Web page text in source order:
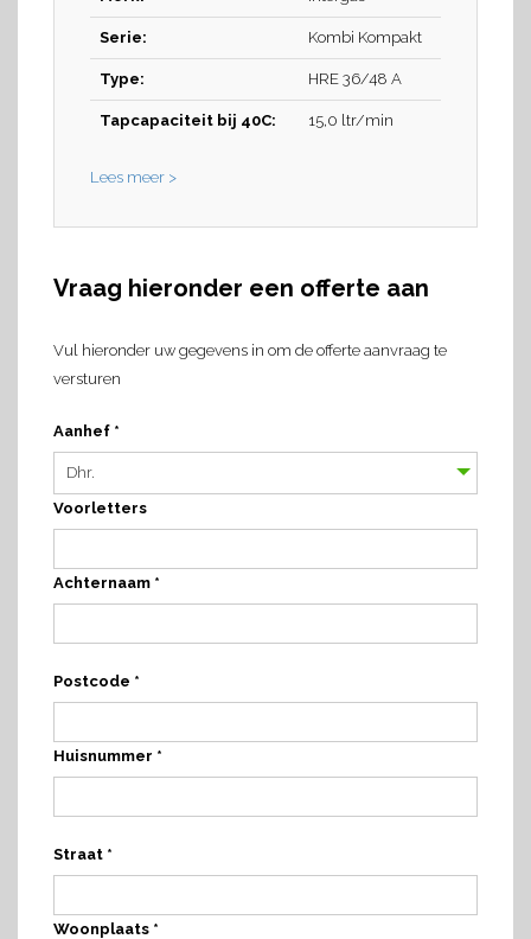
Serie: Kombi Kompakt
Type: HRE 36/48 A
Tapcapaciteit bij 40C: 15,0 ltr/min
Lees meer >
Vraag hieronder een offerte aan
Vul hieronder uw gegevens in om de offerte aanvraag te
versturen
Aanhef *
Voorletters
Achternaam *
Postcode *
Huisnummer *
Straat *
Woonplaats *